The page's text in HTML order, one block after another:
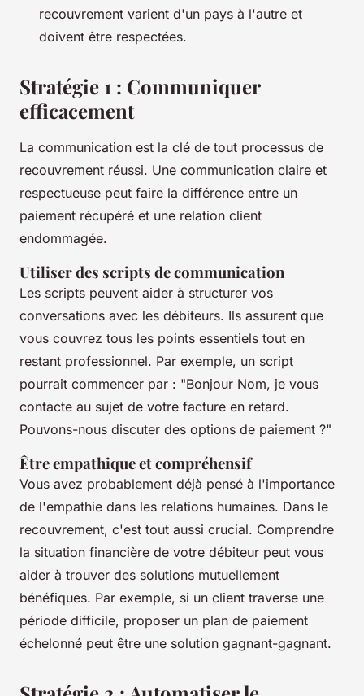
recouvrement varient d'un pays à l'autre et
doivent être respectées.
Stratégie 1 : Communiquer
efficacement
La communication est la clé de tout processus de
recouvrement réussi. Une communication claire et
respectueuse peut faire la différence entre un
paiement récupéré et une relation client
endommagée.
Utiliser des scripts de communication
Les scripts peuvent aider à structurer vos
conversations avec les débiteurs. Ils assurent que
vous couvrez tous les points essentiels tout en
restant professionnel. Par exemple, un script
pourrait commencer par : "Bonjour Nom, je vous
contacte au sujet de votre facture en retard.
Pouvons-nous discuter des options de paiement ?"
Être empathique et compréhensif
Vous avez probablement déjà pensé à l'importance
de l'empathie dans les relations humaines. Dans le
recouvrement, c'est tout aussi crucial. Comprendre
la situation financière de votre débiteur peut vous
aider à trouver des solutions mutuellement
bénéfiques. Par exemple, si un client traverse une
période difficile, proposer un plan de paiement
échelonné peut être une solution gagnant-gagnant.